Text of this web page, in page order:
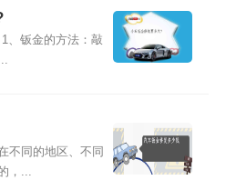
、钣金的方法：敲
不同的地区、不同
，...